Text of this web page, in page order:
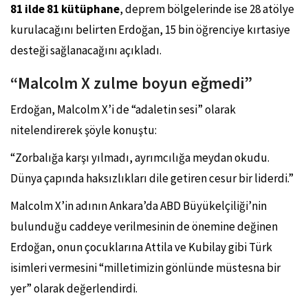
ı
D
i
r
e
i
i
n
S
m
o
ü
d
ü
r
”
81 ilde 81 kütüphane, deprem bölgelerinde ise 28 atölye
kurulacağını belirten Erdoğan, 15 bin öğrenciye kırtasiye
desteği sağlanacağını açıkladı.
“Malcolm X zulme boyun eğmedi”
Erdoğan, Malcolm X’i de “adaletin sesi” olarak
nitelendirerek şöyle konuştu:
“Zorbalığa karşı yılmadı, ayrımcılığa meydan okudu.
Dünya çapında haksızlıkları dile getiren cesur bir liderdi.”
Malcolm X’in adının Ankara’da ABD Büyükelçiliği’nin
bulunduğu caddeye verilmesinin de önemine değinen
Erdoğan, onun çocuklarına Attila ve Kubilay gibi Türk
isimleri vermesini “milletimizin gönlünde müstesna bir
yer” olarak değerlendirdi.